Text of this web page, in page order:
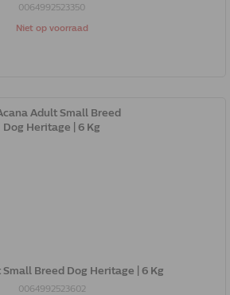
0064992523350
Niet op voorraad
Breed Dog Heritage | 6 Kg
0064992523602